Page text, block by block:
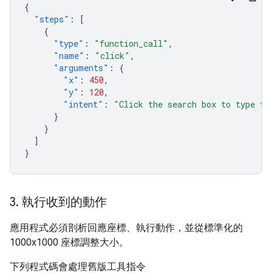
{
"steps" :
[
{
"type" : "function_call" ,
"name" : "click" ,
"arguments" :
{
"x" : 450,
"y" : 120,
"intent" :
"Click the search box to type
}
}
]
}
3. 執行收到的動作
應用程式必須剖析回應座標、執行動作，並從標準化的
1000x1000 座標調整大小。
下列程式碼會處理舊版工具指令